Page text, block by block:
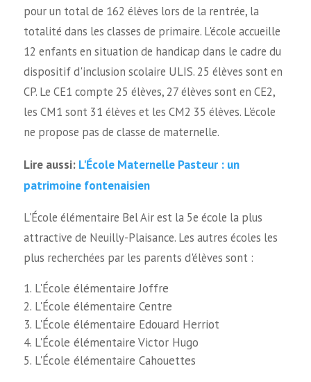
pour un total de 162 élèves lors de la rentrée, la
totalité dans les classes de primaire. L'école accueille
12 enfants en situation de handicap dans le cadre du
dispositif d'inclusion scolaire ULIS. 25 élèves sont en
CP. Le CE1 compte 25 élèves, 27 élèves sont en CE2,
les CM1 sont 31 élèves et les CM2 35 élèves. L'école
ne propose pas de classe de maternelle.
Lire aussi: L'École Maternelle Pasteur : un
patrimoine fontenaisien
L'École élémentaire Bel Air est la 5e école la plus
attractive de Neuilly-Plaisance. Les autres écoles les
plus recherchées par les parents d'élèves sont :
L'École élémentaire Joffre
L'École élémentaire Centre
L'École élémentaire Edouard Herriot
L'École élémentaire Victor Hugo
L'École élémentaire Cahouettes